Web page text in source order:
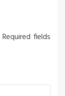
Required fields